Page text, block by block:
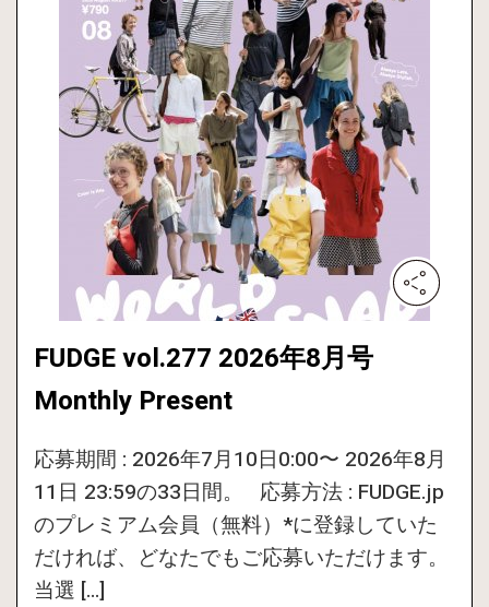
FUDGE vol.277 2026年8月号
Monthly Present
応募期間 : 2026年7月10日0:00〜 2026年8月
11日 23:59の33日間。 応募方法 : FUDGE.jp
のプレミアム会員（無料）*に登録していた
だければ、どなたでもご応募いただけます。
当選 […]